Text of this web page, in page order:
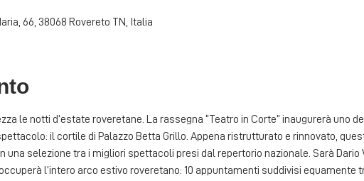
66, 38068 Rovereto TN, Italia
le notti d’estate roveretane. La rassegna “Teatro in Corte” inaugurerà uno
il cortile di Palazzo Betta Grillo. Appena ristrutturato e rinnovato,
una selezione tra i migliori spettacoli presi dal repertorio nazionale. Sarà Dario
l’intero arco estivo roveretano: 10 appuntamenti suddivisi equamente